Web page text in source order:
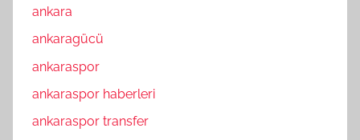
ankara
ankaragücü
ankaraspor
ankaraspor haberleri
ankaraspor transfer